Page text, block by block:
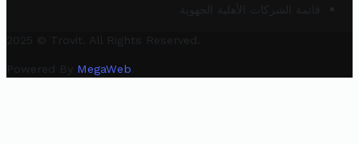
قائمة الشركات الأهلية الجهوية
2025 © Trovit. All Rights Reserved.
Powered By MegaWeb